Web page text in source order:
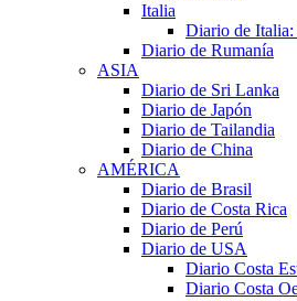
Italia
Diario de
Diario de Rumanía
ASIA
Diario de Sri Lanka
Diario de Japón
Diario de Tailandia
Diario de China
AMÉRICA
Diario de Brasil
Diario de Costa Rica
Diario de Perú
Diario de USA
Diario Costa
Diario Costa